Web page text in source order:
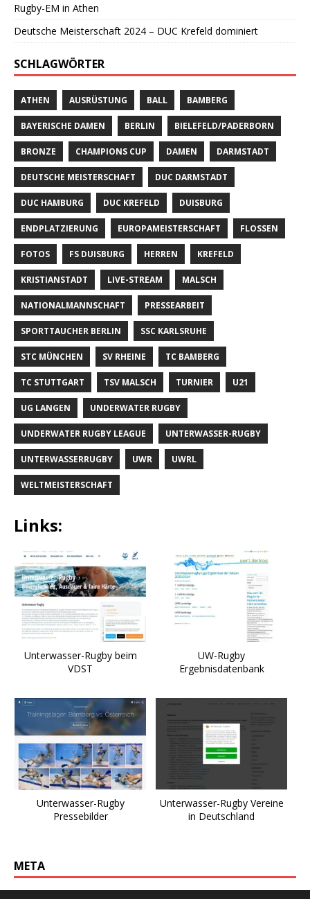
Rugby-EM in Athen
Deutsche Meisterschaft 2024 – DUC Krefeld dominiert
SCHLAGWÖRTER
ATHEN AUSRÜSTUNG BALL BAMBERG
BAYERISCHE DAMEN BERLIN BIELEFELD/PADERBORN
BRONZE CHAMPIONS CUP DAMEN DARMSTADT
DEUTSCHE MEISTERSCHAFT DUC DARMSTADT
DUC HAMBURG DUC KREFELD DUISBURG
ENDPLATZIERUNG EUROPAMEISTERSCHAFT FLOSSEN
FOTOS FS DUISBURG HERREN KREFELD
KRISTIANSTADT LIVE-STREAM MALSCH
NATIONALMANNSCHAFT PRESSEARBEIT
SPORTTAUCHER BERLIN SSC KARLSRUHE
STC MÜNCHEN SV RHEINE TC BAMBERG
TC STUTTGART TSV MALSCH TURNIER U21
UG LANGEN UNDERWATER RUGBY
UNDERWATER RUGBY LEAGUE UNTERWASSER-RUGBY
UNTERWASSERRUGBY UWR UWRL
WELTMEISTERSCHAFT
Links:
Unterwasser-Rugby beim
VDST
UW-Rugby
Ergebnisdatenbank
Unterwasser-Rugby
Pressebilder
Unterwasser-Rugby Vereine
in Deutschland
META